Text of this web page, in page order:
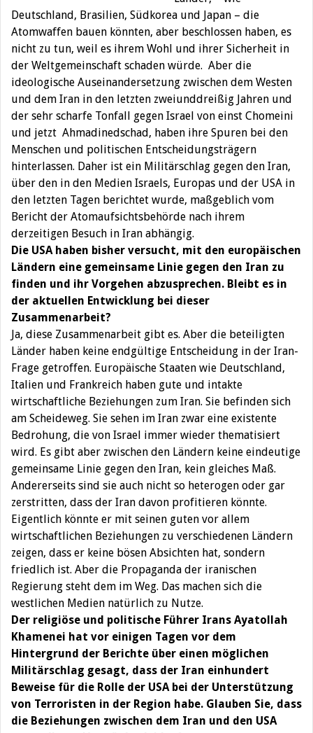
Deutschland, Brasilien, Südkorea und Japan – die
Atomwaffen bauen könnten, aber beschlossen haben, es
nicht zu tun, weil es ihrem Wohl und ihrer Sicherheit in
der Weltgemeinschaft schaden würde. Aber die
ideologische Auseinandersetzung zwischen dem Westen
und dem Iran in den letzten zweiunddreißig Jahren und
der sehr scharfe Tonfall gegen Israel von einst Chomeini
und jetzt Ahmadinedschad, haben ihre Spuren bei den
Menschen und politischen Entscheidungsträgern
hinterlassen. Daher ist ein Militärschlag gegen den Iran,
über den in den Medien Israels, Europas und der USA in
den letzten Tagen berichtet wurde, maßgeblich vom
Bericht der Atomaufsichtsbehörde nach ihrem
derzeitigen Besuch in Iran abhängig.
Die USA haben bisher versucht, mit den europäischen
Ländern eine gemeinsame Linie gegen den Iran zu
finden und ihr Vorgehen abzusprechen. Bleibt es in
der aktuellen Entwicklung bei dieser
Zusammenarbeit?
Ja, diese Zusammenarbeit gibt es. Aber die beteiligten
Länder haben keine endgültige Entscheidung in der Iran-
Frage getroffen. Europäische Staaten wie Deutschland,
Italien und Frankreich haben gute und intakte
wirtschaftliche Beziehungen zum Iran. Sie befinden sich
am Scheideweg. Sie sehen im Iran zwar eine existente
Bedrohung, die von Israel immer wieder thematisiert
wird. Es gibt aber zwischen den Ländern keine eindeutige
gemeinsame Linie gegen den Iran, kein gleiches Maß.
Andererseits sind sie auch nicht so heterogen oder gar
zerstritten, dass der Iran davon profitieren könnte.
Eigentlich könnte er mit seinen guten vor allem
wirtschaftlichen Beziehungen zu verschiedenen Ländern
zeigen, dass er keine bösen Absichten hat, sondern
friedlich ist. Aber die Propaganda der iranischen
Regierung steht dem im Weg. Das machen sich die
westlichen Medien natürlich zu Nutze.
Der religiöse und politische Führer Irans Ayatollah
Khamenei hat vor einigen Tagen vor dem
Hintergrund der Berichte über einen möglichen
Militärschlag gesagt, dass der Iran einhundert
Beweise für die Rolle der USA bei der Unterstützung
von Terroristen in der Region habe. Glauben Sie, dass
die Beziehungen zwischen dem Iran und den USA